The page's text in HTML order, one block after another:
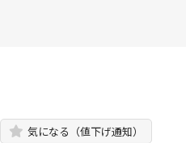
気になる（値下げ通知）